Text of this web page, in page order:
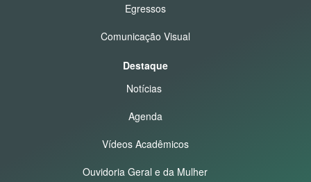
Egressos
Comunicação Visual
Destaque
Notícias
Agenda
Vídeos Acadêmicos
Ouvidoria Geral e da Mulher